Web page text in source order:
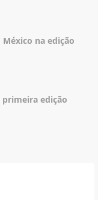
México na edição
primeira edição